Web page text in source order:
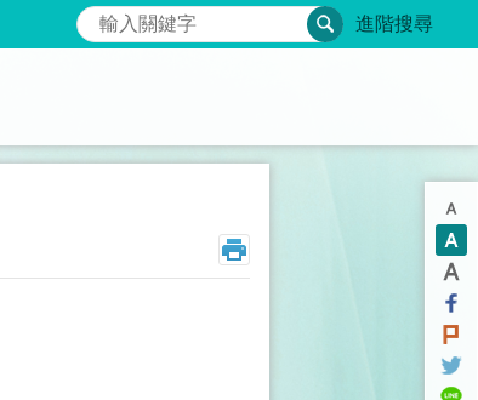
搜尋 進階搜尋